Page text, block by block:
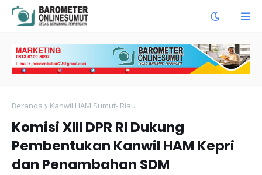
Beranda Kanwil HAM Sumut- Riau
Komisi XIII DPR RI Dukung
Pembentukan Kanwil HAM Kepri
dan Penambahan SDM